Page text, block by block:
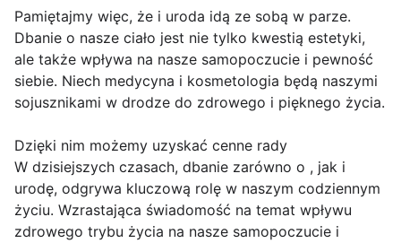
Pamiętajmy więc, że i uroda idą ze sobą w parze.
Dbanie o nasze ciało jest nie tylko kwestią estetyki,
ale także wpływa na nasze samopoczucie i pewność
siebie. Niech medycyna i kosmetologia będą naszymi
sojusznikami w drodze do zdrowego i pięknego życia.
Dzięki nim możemy uzyskać cenne rady
W dzisiejszych czasach, dbanie zarówno o , jak i
urodę, odgrywa kluczową rolę w naszym codziennym
życiu. Wzrastająca świadomość na temat wpływu
zdrowego trybu życia na nasze samopoczucie i